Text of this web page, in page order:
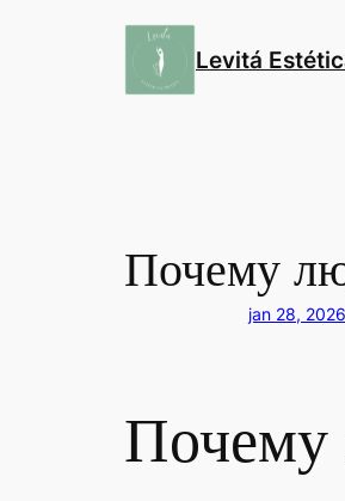
Levitá
Почему
jan 28, 2026
Почему